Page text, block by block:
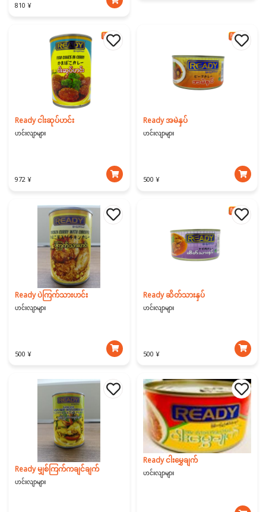
810 ¥
Ready ငါးဆုပ်ဟင်း
ဟင်းလျာများ
972 ¥
Ready အမဲနှပ်
ဟင်းလျာများ
500 ¥
Ready ပဲကြက်သားဟင်း
ဟင်းလျာများ
500 ¥
Ready ဆိတ်သားနှပ်
ဟင်းလျာများ
500 ¥
Ready မျှစ်ကြက်ကချင်ချက်
ဟင်းလျာများ
Ready ငါးမွှေချက်
ဟင်းလျာများ